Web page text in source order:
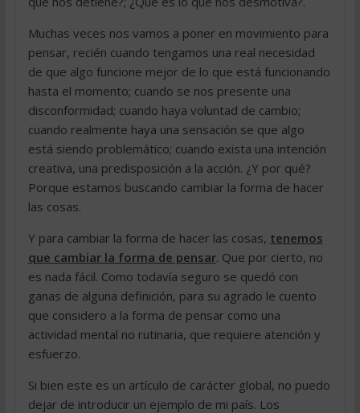
Muchas veces nos vamos a poner en movimiento para
pensar, recién cuando tengamos una real necesidad
de que algo funcione mejor de lo que está funcionando
hasta el momento; cuando se nos presente una
disconformidad; cuando haya voluntad de cambio;
cuando realmente haya una sensación se que algo
está siendo problemático; cuando exista una intención
creativa, una predisposición a la acción. ¿Y por qué?
Porque estamos buscando cambiar la forma de hacer
las cosas.
Y para cambiar la forma de hacer las cosas, tenemos
que cambiar la forma de pensar. Que por cierto, no
es nada fácil. Como todavía seguro se quedó con
ganas de alguna definición, para su agrado le cuento
que considero a la forma de pensar como una
actividad mental no rutinaria, que requiere atención y
esfuerzo.
Si bien este es un artículo de carácter global, no puedo
dejar de introducir un ejemplo de mi país. Los